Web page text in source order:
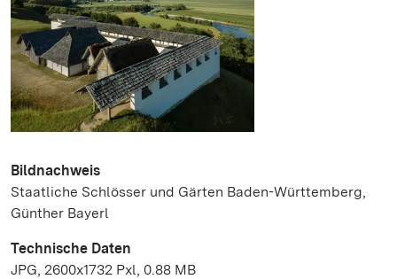
Bildnachweis
Staatliche Schlösser und Gärten Baden-Württemberg,
Günther Bayerl
Technische Daten
JPG, 2600x1732 Pxl, 0.88 MB